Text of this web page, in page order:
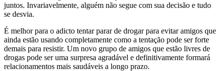
juntos. Invariavelmente, alguém não segue com sua decisão e tudo
se desvia.
É melhor para o adicto tentar parar de drogar para evitar amigos que
ainda estão usando completamente como a tentação pode ser forte
demais para resistir. Um novo grupo de amigos que estão livres de
drogas pode ser uma surpresa agradável e definitivamente formará
relacionamentos mais saudáveis ​​a longo prazo.